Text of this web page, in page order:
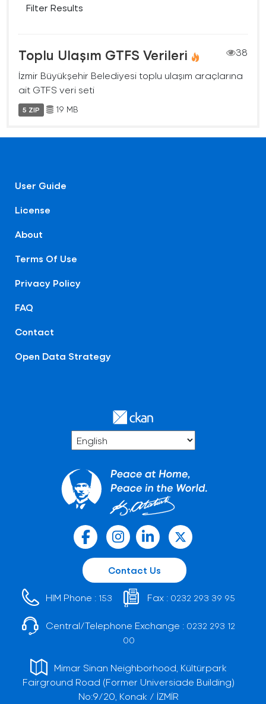
Filter Results
Toplu Ulaşım GTFS Verileri
38
İzmir Büyükşehir Belediyesi toplu ulaşım araçlarına
ait GTFS veri seti
5 ZIP 19 MB
User Guide
License
About
Terms Of Use
Privacy Policy
FAQ
Contact
Open Data Strategy
Contact Us
HIM Phone : 153 Fax : 0232 293 39 95
Central/Telephone Exchange : 0232 293 12
00
Mimar Sinan Neighborhood, Kültürpark
Fairground Road (Former Universiade Building)
No:9/20, Konak / İZMİR